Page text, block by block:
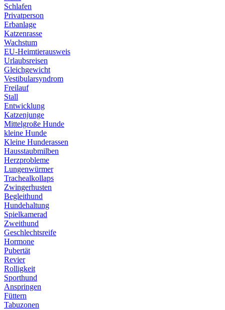
Schlafen
Privatperson
Erbanlage
Katzenrasse
Wachstum
EU-Heimtierausweis
Urlaubsreisen
Gleichgewicht
Vestibularsyndrom
Freilauf
Stall
Entwicklung
Katzenjunge
Mittelgroße Hunde
kleine Hunde
Kleine Hunderassen
Hausstaubmilben
Herzprobleme
Lungenwürmer
Trachealkollaps
Zwingerhusten
Begleithund
Hundehaltung
Spielkamerad
Zweithund
Geschlechtsreife
Hormone
Pubertät
Revier
Rolligkeit
Sporthund
Anspringen
Füttern
Tabuzonen